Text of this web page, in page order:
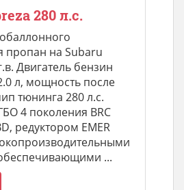
280 л.с.
пропан на Subaru
Двигатель бензин
л, мощность после
тюнинга 280 л.с.
4 поколения BRC
редуктором EMER
...